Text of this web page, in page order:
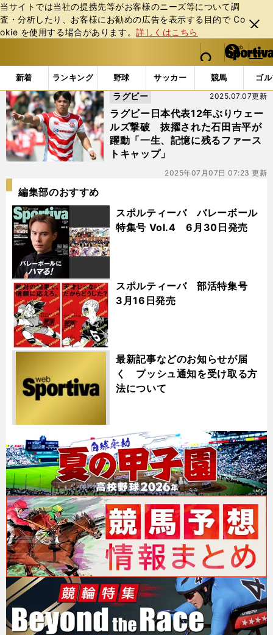
当サイトでは当社の提携先等がお客様のニーズ等について調
査・分析したり、お客様にお勧めの広告を表⽰する⽬的で Co
okie を使⽤する場合があります。詳しくはこちら
閉じ
る
web Sportiva (webスポルティーバ)
検索
マイペ
ー
ジ
メニュ
新着 ランキング 野球 サッカー 競馬 ゴ
b
ス
ポ
ル
テ
ィ
ー
バ
「#横浜イーグルス」の最新ニュース・ 情報
ラグビー日本代表12年ぶりウェー
ルズ撃破 抜擢された石田吉平が
躍動「一生、記憶に残るファース
トキャップ」
2025.07.07更新
ラグビー
2025年07月07日 07:23 更新
編集部のおすすめ
スポルティーバ バレーボール
特集号 Vol.4 6月30日発売
スポルティーバ 部活特集号
3月16日発売
最新記事などのお知らせが届
く プッシュ通知を受け取る方
法について